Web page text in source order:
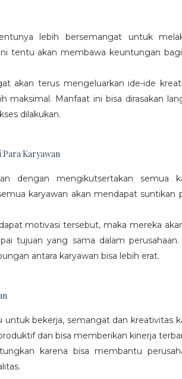
lebih bersemangat untuk
tentu akan membawa keuntungan
akan terus mengeluarkan ide-ide
maksimal. Manfaat ini bisa dirasakan
dilakukan.
Para Karyawan
dengan mengikutsertakan semua
karyawan akan mendapat suntikan
motivasi tersebut, maka mereka
tujuan yang sama dalam
antara karyawan bisa lebih erat.
bekerja, semangat dan kreativitas
dan bisa memberikan kinerja
karena bisa membantu